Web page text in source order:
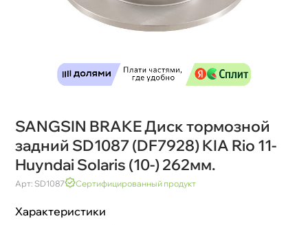
SANGSIN BRAKE Диск тормозной
задний SD1087 (DF7928) KIA Rio 11-
Huyndai Solaris (10-) 262мм.
Арт: SD1087 Сертифицированный продукт
Характеристики